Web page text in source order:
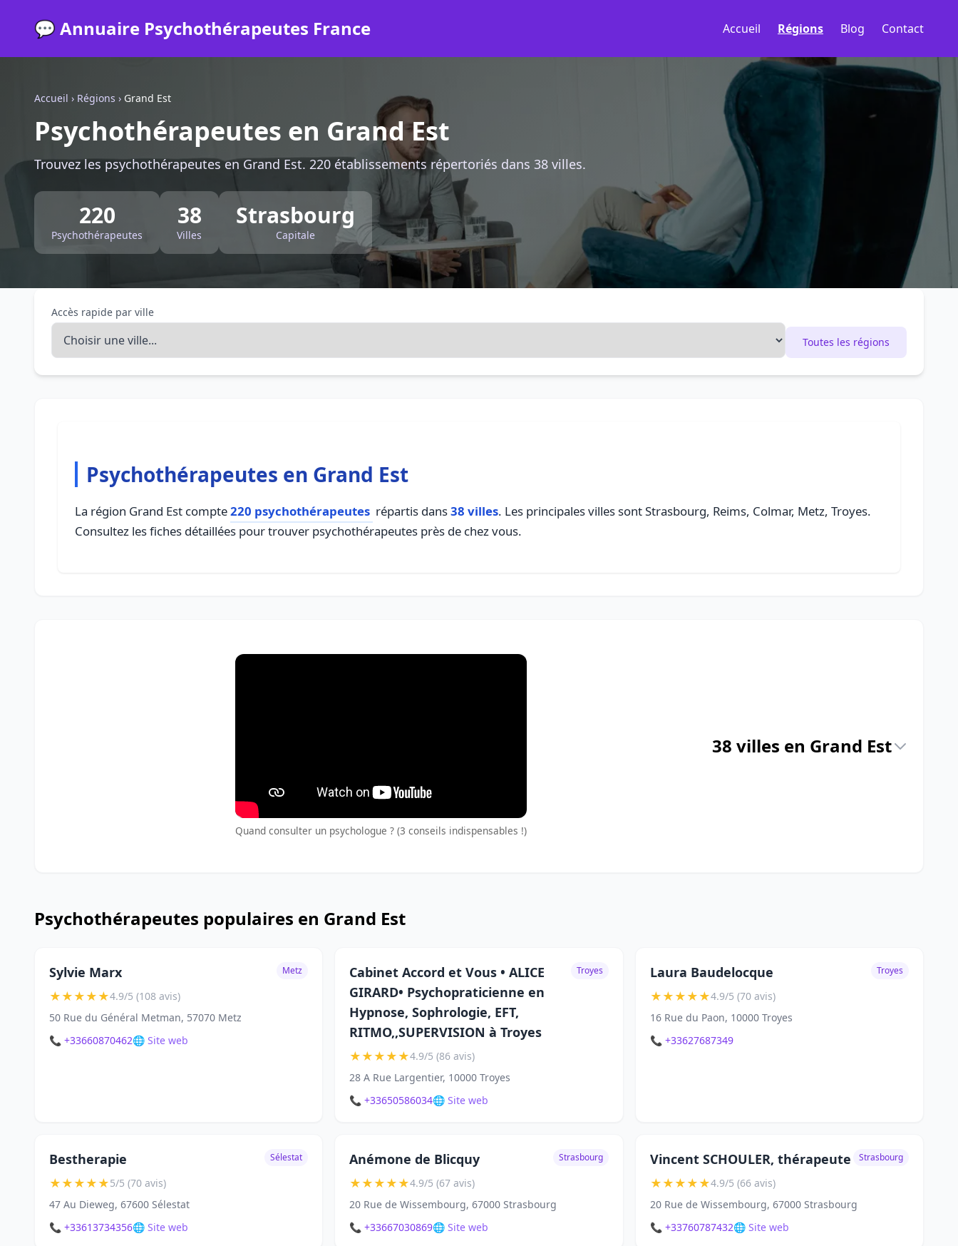
💬 Annuaire Psychothérapeutes France Accueil Régions Blog Contact
Accueil › Régions › Grand Est
Psychothérapeutes en Grand Est
Trouvez les psychothérapeutes en Grand Est. 220 établissements répertoriés dans 38 villes.
220
Psychothérapeutes
38
Villes
Strasbourg
Capitale
Accès rapide par ville
Toutes les régions
Psychothérapeutes en Grand Est
La région Grand Est compte220 psychothérapeutes répartis dans38 villes. Les principales villes sont Strasbourg, Reims, Colmar, Metz, Troyes.
Consultez les fiches détaillées pour trouver psychothérapeutes près de chez vous.
Quand consulter un psychologue ? (3 conseils indispensables !)
38 villes en Grand Est
Psychothérapeutes populaires en Grand Est
Sylvie Marx Metz
★★★★★4.9/5 (108 avis)
50 Rue du Général Metman, 57070 Metz
📞 +33660870462🌐 Site web
Cabinet Accord et Vous • ALICE
GIRARD• Psychopraticienne en
Hypnose, Sophrologie, EFT,
RITMO,,SUPERVISION à Troyes
Troyes
★★★★★4.9/5 (86 avis)
28 A Rue Largentier, 10000 Troyes
📞 +33650586034🌐 Site web
Laura Baudelocque Troyes
★★★★★4.9/5 (70 avis)
16 Rue du Paon, 10000 Troyes
📞 +33627687349
Bestherapie Sélestat
★★★★★5/5 (70 avis)
47 Au Dieweg, 67600 Sélestat
📞 +33613734356🌐 Site web
Anémone de Blicquy Strasbourg
★★★★★4.9/5 (67 avis)
20 Rue de Wissembourg, 67000 Strasbourg
📞 +33667030869🌐 Site web
Vincent SCHOULER, thérapeute Strasbourg
★★★★★4.9/5 (66 avis)
20 Rue de Wissembourg, 67000 Strasbourg
📞 +33760787432🌐 Site web